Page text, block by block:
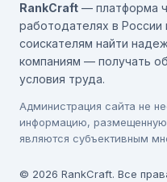
RankCraft — платформа
работодателях в
соискателям найти
компаниям — получать
условия труда.
Администрация сайта не
информацию, размещенную
являются субъективным
© 2026 RankCraft. Все